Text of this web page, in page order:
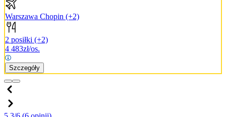
Warszawa Chopin (+2)
2 posiłki (+2)
4 483zł/os.
Szczegóły